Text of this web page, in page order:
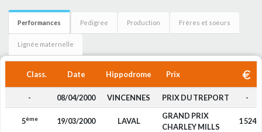
Performances Pedigree Production Frères et soeurs
Lignée maternelle
Class. Date Hippodrome Prix
- 08/04/2000 VINCENNES PRIX DU TREPORT -
5ème 19/03/2000 LAVAL
GRAND PRIX
CHARLEY MILLS
1 524